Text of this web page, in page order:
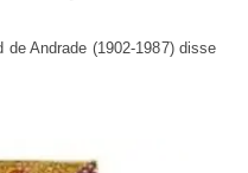
de Andrade (1902-1987) disse